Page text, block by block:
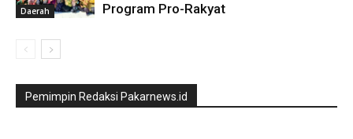
Daerah
Program Pro-Rakyat
Pemimpin Redaksi Pakarnews.id